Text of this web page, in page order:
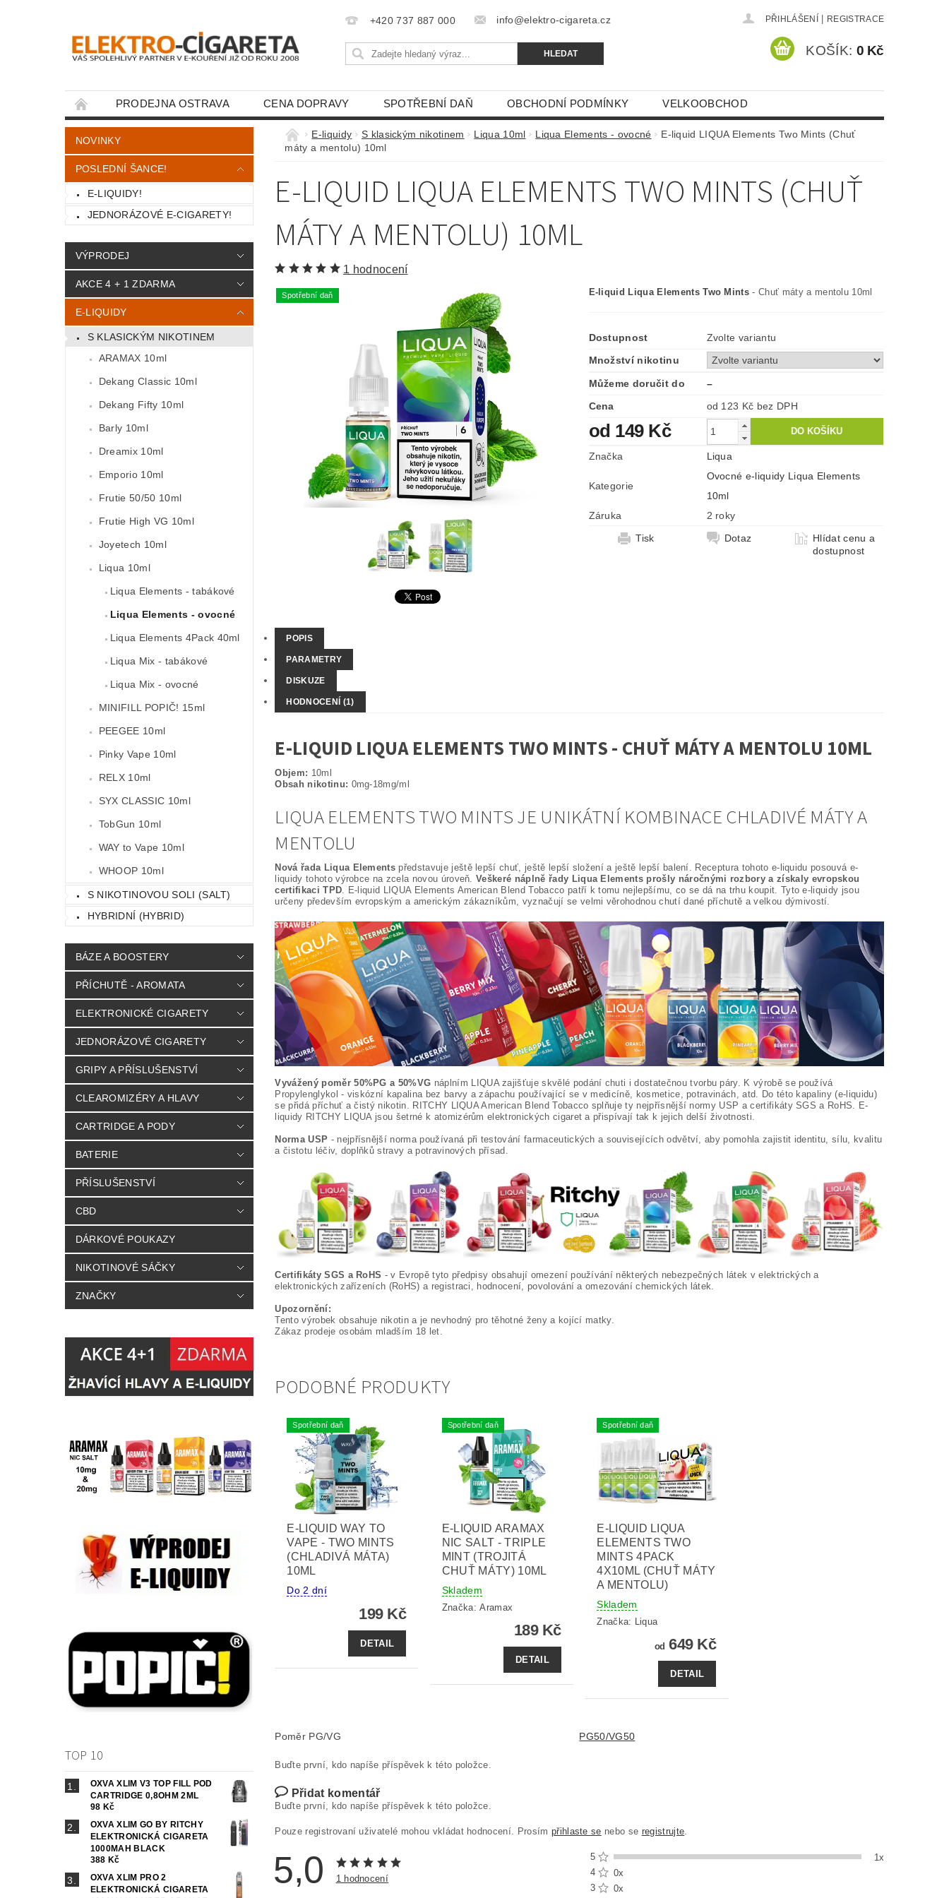
+420 737 887 000 info@elektro-cigareta.cz PŘIHLÁŠENÍ REGISTRACE
KOŠÍK: 0 Kč
PRODEJNA OSTRAVA CENA DOPRAVY SPOTŘEBNÍ DAŇ OBCHODNÍ PODMÍNKY VELKOOBCHOD
KONTAKTY
NOVINKY
POSLEDNÍ ŠANCE!
E-LIQUIDY!
JEDNORÁZOVÉ E-CIGARETY!
VÝPRODEJ
AKCE 4 + 1 ZDARMA
E-LIQUIDY
S KLASICKÝM NIKOTINEM
ARAMAX 10ml
Dekang Classic 10ml
Dekang Fifty 10ml
Barly 10ml
Dreamix 10ml
Emporio 10ml
Frutie 50/50 10ml
Frutie High VG 10ml
Joyetech 10ml
Liqua 10ml
Liqua Elements - tabákové
Liqua Elements - ovocné
Liqua Elements 4Pack 40ml
Liqua Mix - tabákové
Liqua Mix - ovocné
MINIFILL POPIČ! 15ml
PEEGEE 10ml
Pinky Vape 10ml
RELX 10ml
SYX CLASSIC 10ml
TobGun 10ml
WAY to Vape 10ml
WHOOP 10ml
S NIKOTINOVOU SOLI (SALT)
HYBRIDNÍ (HYBRID)
BÁZE A BOOSTERY
PŘÍCHUTĚ - AROMATA
ELEKTRONICKÉ CIGARETY
JEDNORÁZOVÉ CIGARETY
GRIPY A PŘÍSLUŠENSTVÍ
CLEAROMIZÉRY A HLAVY
CARTRIDGE A PODY
BATERIE
PŘÍSLUŠENSTVÍ
CBD
DÁRKOVÉ POUKAZY
NIKOTINOVÉ SÁČKY
ZNAČKY
TOP 10
OXVA XLIM V3 TOP FILL POD
CARTRIDGE 0,8OHM 2ML
98 Kč
OXVA XLIM GO BY RITCHY
ELEKTRONICKÁ CIGARETA
1000MAH BLACK
388 Kč
OXVA XLIM PRO 2
ELEKTRONICKÁ CIGARETA
E-liquidy S klasickým nikotinem Liqua 10ml Liqua Elements - ovocné
E-liquid LIQUA Elements Two Mints (Chuť
máty a mentolu) 10ml
E-LIQUID LIQUA ELEMENTS TWO MINTS (CHUŤ
MÁTY A MENTOLU) 10ML
1 hodnocení
Spotřební daň E-liquid Liqua Elements Two Mints - Chuť máty a mentolu 10ml
Dostupnost
Zvolte variantu
Množství nikotinu
Můžeme doručit do
–
Cena
od 123 Kč bez DPH
od 149 Kč
Značka Liqua
Kategorie
Ovocné e-liquidy Liqua Elements
10ml
Záruka
2 roky
Tisk
Dotaz
Hlídat cenu a
dostupnost
POPIS
PARAMETRY
DISKUZE
HODNOCENÍ (1)
E-LIQUID LIQUA ELEMENTS TWO MINTS - CHUŤ MÁTY A MENTOLU 10ML
Objem: 10ml
Obsah nikotinu: 0mg-18mg/ml
LIQUA ELEMENTS TWO MINTS JE UNIKÁTNÍ KOMBINACE CHLADIVÉ MÁTY A
MENTOLU
Nová řada Liqua Elements představuje ještě lepší chuť, ještě lepší složení a ještě lepší balení. Receptura tohoto e-liquidu posouvá e-
liquidy tohoto výrobce na zcela novou úroveň.Veškeré náplně řady Liqua Elements prošly náročnými rozbory a získaly evropskou
certifikaci TPD. E-liquid LIQUA Elements American Blend Tobacco patří k tomu nejlepšímu, co se dá na trhu koupit. Tyto e-liquidy jsou
určeny především evropským a americkým zákazníkům, vyznačují se velmi věrohodnou chutí dané příchutě a velkou dýmivostí.
Vyvážený poměr 50%PG a 50%VG náplním LIQUA zajišťuje skvělé podání chuti i dostatečnou tvorbu páry. K výrobě se používá
Propylenglykol - viskózní kapalina bez barvy a zápachu používající se v medicíně, kosmetice, potravinách, atd. Do této kapaliny (e-liquidu)
se přidá příchuť a čistý nikotin. RITCHY LIQUA American Blend Tobacco splňuje ty nejpřísnější normy USP a certifikáty SGS a RoHS. E-
liquidy RITCHY LIQUA jsou šetrné k atomizérům elektronických cigaret a přispívají tak k jejich delší životnosti.
Norma USP - nejpřísnější norma používaná při testování farmaceutických a souvisejících odvětví, aby pomohla zajistit identitu, sílu, kvalitu
a čistotu léčiv, doplňků stravy a potravinových přísad.
Certifikáty SGS a RoHS - v Evropě tyto předpisy obsahují omezení používání některých nebezpečných látek v elektrických a
elektronických zařízeních (RoHS) a registraci, hodnocení, povolování a omezování chemických látek.
Upozornění:
Tento výrobek obsahuje nikotin a je nevhodný pro těhotné ženy a kojící matky.
Zákaz prodeje osobám mladším 18 let.
PODOBNÉ PRODUKTY
Spotřební daň
E-LIQUID WAY TO
VAPE - TWO MINTS
(CHLADIVÁ MÁTA)
10ML
Do 2 dní
199 Kč
DETAIL
Spotřební daň
E-LIQUID ARAMAX
NIC SALT - TRIPLE
MINT (TROJITÁ
CHUŤ MÁTY) 10ML
Skladem
Značka:Aramax
189 Kč
DETAIL
Spotřební daň
E-LIQUID LIQUA
ELEMENTS TWO
MINTS 4PACK
4X10ML (CHUŤ MÁTY
A MENTOLU)
Skladem
Značka: Liqua
od 649 Kč
DETAIL
Poměr PG/VG PG50/VG50
Buďte první, kdo napíše příspěvek k této položce.
Přidat komentář
Buďte první, kdo napíše příspěvek k této položce.
Pouze registrovaní uživatelé mohou vkládat hodnocení. Prosím přihlaste se nebo se registrujte.
5,0 1 hodnocení
5
1x
4
0x
3
0x